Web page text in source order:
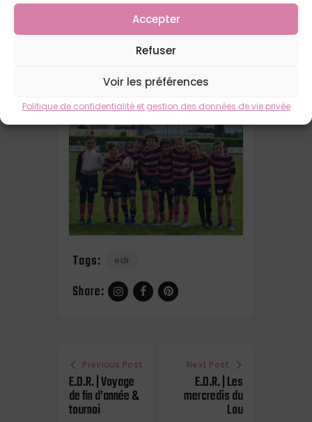
Accepter
Refuser
Voir les préférences
Politique de confidentialité et gestion des données de vie privée
En résumé, un tournoi qui soude
retenir la plus belle image : les
sourires malgré parfois la douleur.
Tags: edr
Share:
Previous Post
E.D.R. | Voyage
de fin d’année &
tournoi
Next Post
E.D.R. | Les
mercredis du
Lou